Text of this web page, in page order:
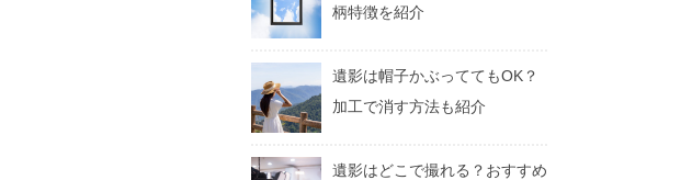
柄特徴を紹介
遺影は帽子かぶっててもOK？
加工で消す方法も紹介
遺影はどこで撮れる？おすすめ